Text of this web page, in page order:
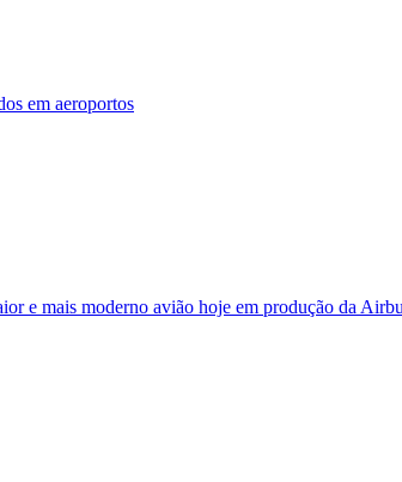
em aeroportos
e mais moderno avião hoje em produção da